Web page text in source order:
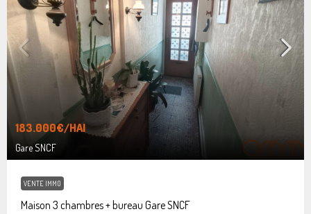
183.000€/HAI
Gare SNCF
VENTE IMMO
Maison 3 chambres + bureau Gare SNCF